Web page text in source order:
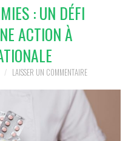
: UN DÉFI
ACTION À
LAISSER UN COMMENTAIRE